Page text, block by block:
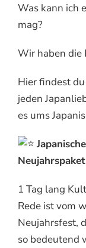
Was kann ich
mag?
Wir haben die
Hier findest
jeden
es ums
1 Tag lang
Rede ist vom
Neujahrsfest,
so bedeutend